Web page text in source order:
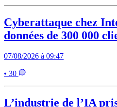
Cyberattaque chez
données de 300 000
07/08/2026 à 09:47
• 30
L’industrie de l’IA